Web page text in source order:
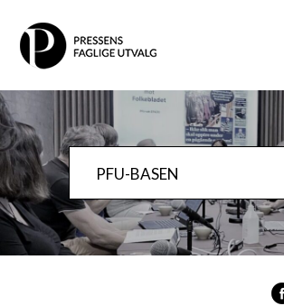
Skipp
til
innhold
PFU-BASEN